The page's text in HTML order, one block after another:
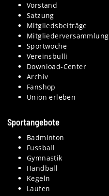
Vorstand
Satzung
Mitgliedsbeiträge
Mitgliederversammlung
Sportwoche
Vereinsbulli
Download-Center
Archiv
Fanshop
Union erleben
Sportangebote
Badminton
Fussball
Gymnastik
Handball
Kegeln
Laufen